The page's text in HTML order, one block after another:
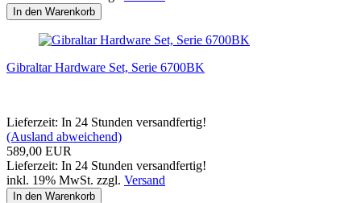
In den Warenkorb
Gibraltar Hardware Set, Serie 6700BK
Lieferzeit: In 24 Stunden versandfertig!
(Ausland abweichend)
589,00 EUR
Lieferzeit: In 24 Stunden versandfertig!
inkl. 19% MwSt. zzgl. Versand
In den Warenkorb